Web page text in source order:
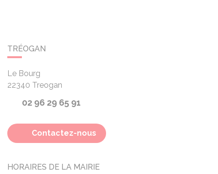
TRÉOGAN
Le Bourg
22340 Treogan
02 96 29 65 91
Contactez-nous
HORAIRES DE LA MAIRIE